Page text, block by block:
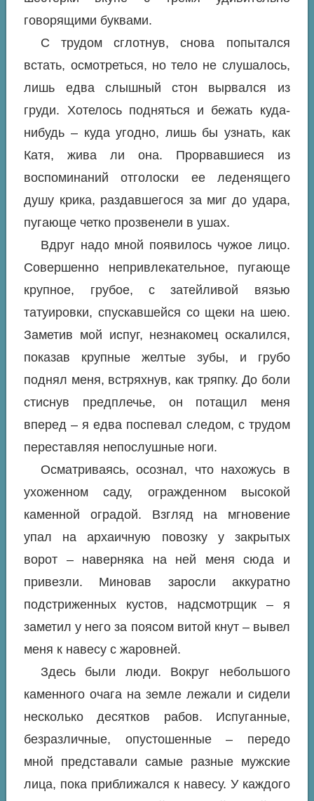
говорящими буквами.
С трудом сглотнув, снова попытался
встать, осмотреться, но тело не слушалось,
лишь едва слышный стон вырвался из
груди. Хотелось подняться и бежать куда-
нибудь – куда угодно, лишь бы узнать, как
Катя, жива ли она. Прорвавшиеся из
воспоминаний отголоски ее леденящего
душу крика, раздавшегося за миг до удара,
пугающе четко прозвенели в ушах.
Вдруг надо мной появилось чужое лицо.
Совершенно непривлекательное, пугающе
крупное, грубое, с затейливой вязью
татуировки, спускавшейся со щеки на шею.
Заметив мой испуг, незнакомец оскалился,
показав крупные желтые зубы, и грубо
поднял меня, встряхнув, как тряпку. До боли
стиснув предплечье, он потащил меня
вперед – я едва поспевал следом, с трудом
переставляя непослушные ноги.
Осматриваясь, осознал, что нахожусь в
ухоженном саду, огражденном высокой
каменной оградой. Взгляд на мгновение
упал на архаичную повозку у закрытых
ворот – наверняка на ней меня сюда и
привезли. Миновав заросли аккуратно
подстриженных кустов, надсмотрщик – я
заметил у него за поясом витой кнут – вывел
меня к навесу с жаровней.
Здесь были люди. Вокруг небольшого
каменного очага на земле лежали и сидели
несколько десятков рабов. Испуганные,
безразличные, опустошенные – передо
мной представали самые разные мужские
лица, пока приближался к навесу. У каждого